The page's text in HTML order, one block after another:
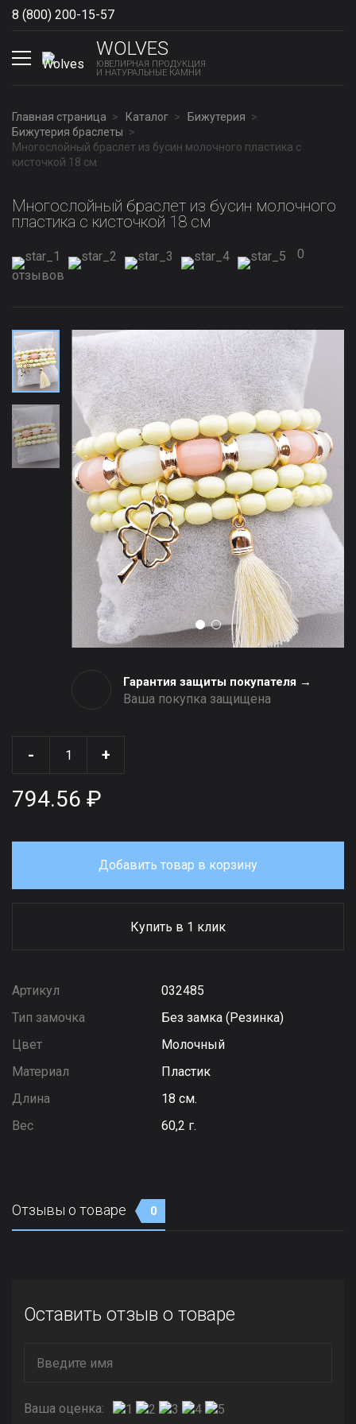
8 (800) 200-15-57
WOLVES
ЮВЕЛИРНАЯ ПРОДУКЦИЯ
И НАТУРАЛЬНЫЕ КАМНИ
Главная страница Каталог
Бижутерия
Бижутерия браслеты
Многослойный браслет из бусин молочного пластика с
кисточкой 18 см
Многослойный браслет из бусин молочного
пластика с кисточкой 18 см
0
отзывов
Гарантия защиты покупателя →
Ваша покупка защищена
- +
794.56 ₽
Добавить товар в корзину
Купить в 1 клик
Артикул
032485
Тип замочка
Без замка (Резинка)
Цвет
Молочный
Материал
Пластик
Длина
18 см.
Вес
60,2 г.
Отзывы о товаре 0
Оставить отзыв о товаре
Ваша оценка: